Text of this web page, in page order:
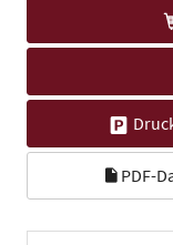
PDF-